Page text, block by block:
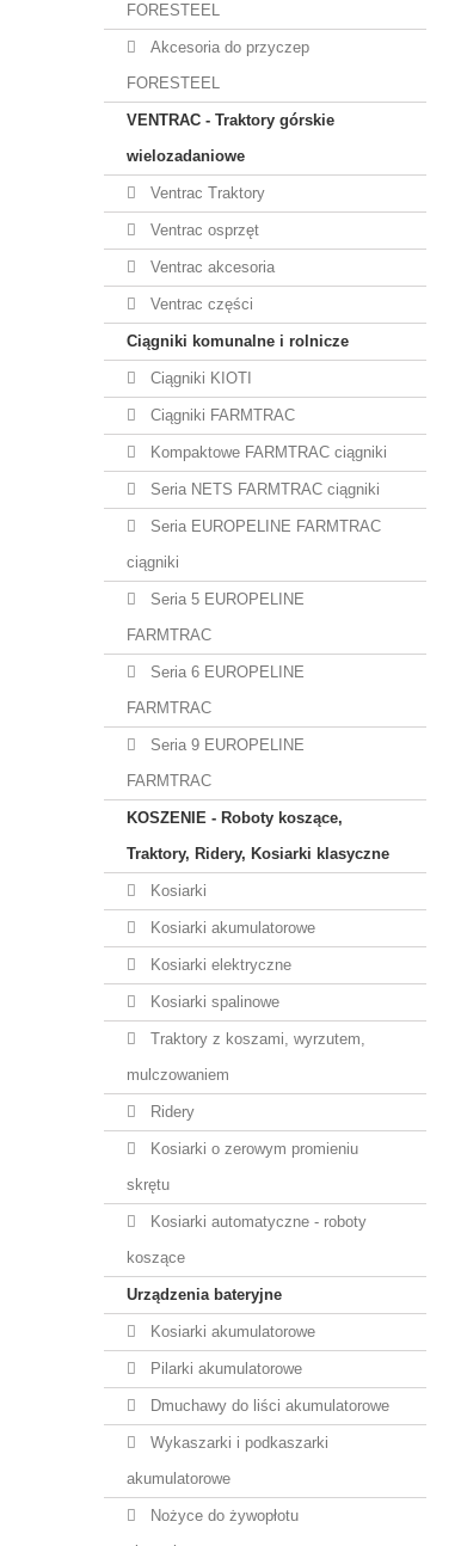
FORESTEEL
Akcesoria do przyczep
FORESTEEL
VENTRAC - Traktory górskie
wielozadaniowe
Ventrac Traktory
Ventrac osprzęt
Ventrac akcesoria
Ventrac części
Ciągniki komunalne i rolnicze
Ciągniki KIOTI
Ciągniki FARMTRAC
Kompaktowe FARMTRAC ciągniki
Seria NETS FARMTRAC ciągniki
Seria EUROPELINE FARMTRAC
ciągniki
Seria 5 EUROPELINE
FARMTRAC
Seria 6 EUROPELINE
FARMTRAC
Seria 9 EUROPELINE
FARMTRAC
KOSZENIE - Roboty koszące,
Traktory, Ridery, Kosiarki klasyczne
Kosiarki
Kosiarki akumulatorowe
Kosiarki elektryczne
Kosiarki spalinowe
Traktory z koszami, wyrzutem,
mulczowaniem
Ridery
Kosiarki o zerowym promieniu
skrętu
Kosiarki automatyczne - roboty
koszące
Urządzenia bateryjne
Kosiarki akumulatorowe
Pilarki akumulatorowe
Dmuchawy do liści akumulatorowe
Wykaszarki i podkaszarki
akumulatorowe
Nożyce do żywopłotu